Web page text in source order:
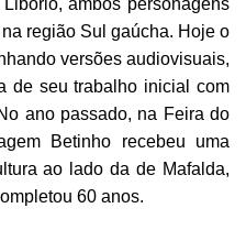
ambos personagens
região Sul gaúcha. Hoje o
versões audiovisuais,
de seu trabalho inicial com
ano passado, na Feira do
Betinho recebeu uma
ao lado da de Mafalda,
60 anos.